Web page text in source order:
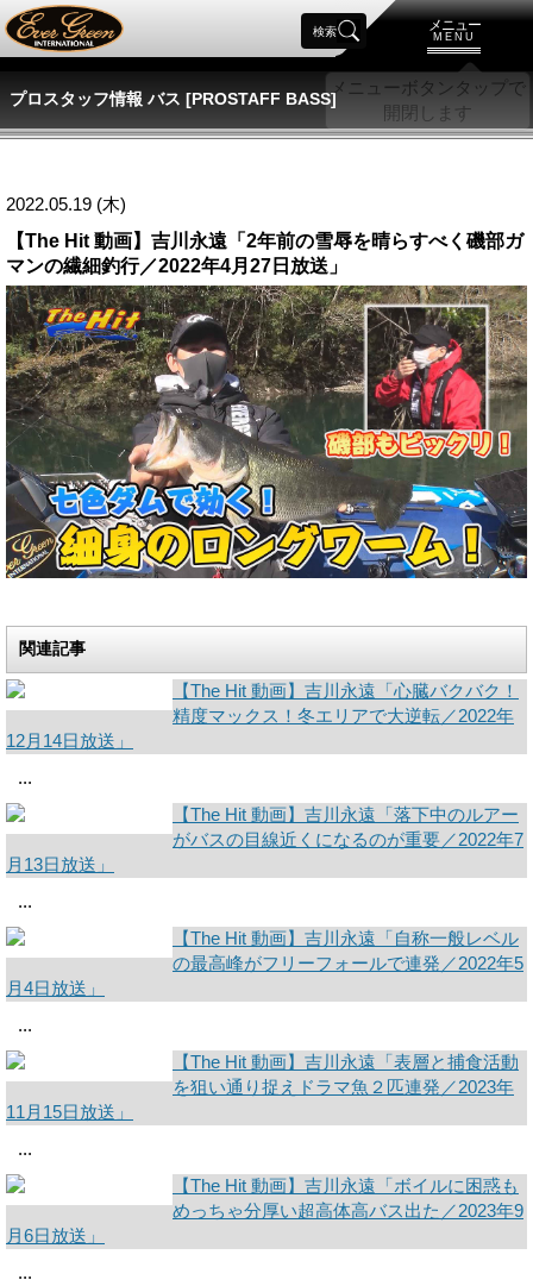
メニュー
MENU
検索
プロスタッフ情報 バス [PROSTAFF BASS]
2022.05.19 (木)
【The Hit 動画】吉川永遠「2年前の雪辱を晴らすべく磯部ガ
マンの繊細釣行／2022年4月27日放送」
関連記事
【The Hit 動画】吉川永遠「心臓バクバク！
精度マックス！冬エリアで大逆転／2022年
12月14日放送」
...
【The Hit 動画】吉川永遠「落下中のルアー
がバスの目線近くになるのが重要／2022年7
月13日放送」
...
【The Hit 動画】吉川永遠「自称一般レベル
の最高峰がフリーフォールで連発／2022年5
月4日放送」
...
【The Hit 動画】吉川永遠「表層と捕食活動
を狙い通り捉えドラマ魚２匹連発／2023年
11月15日放送」
...
【The Hit 動画】吉川永遠「ボイルに困惑も
めっちゃ分厚い超高体高バス出た／2023年9
月6日放送」
...